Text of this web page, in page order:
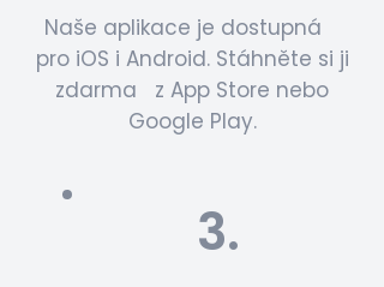
Naše aplikace je dostupná
pro iOS i Android. Stáhněte si ji
zdarma z App Store nebo
Google Play.
3.